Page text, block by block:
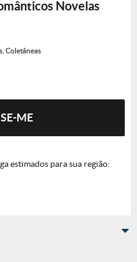
Novelas
Coletâneas
ME
estimados para sua região: